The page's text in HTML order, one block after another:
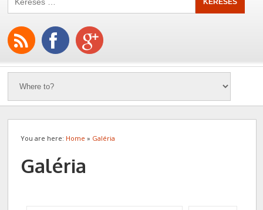
You are here: Home » Galéria
Galéria